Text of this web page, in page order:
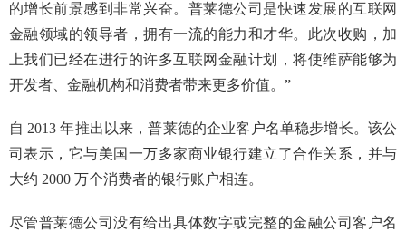
的增长前景感到非常兴奋。普莱德公司是快速发展的互联网
金融领域的领导者，拥有一流的能力和才华。此次收购，加
上我们已经在进行的许多互联网金融计划，将使维萨能够为
开发者、金融机构和消费者带来更多价值。”
自 2013 年推出以来，普莱德的企业客户名单稳步增长。该公
司表示，它与美国一万多家商业银行建立了合作关系，并与
大约 2000 万个消费者的银行账户相连。
尽管普莱德公司没有给出具体数字或完整的金融公司客户名